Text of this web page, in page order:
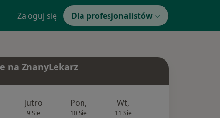
Zaloguj się Dla profesjonalistów
na ZnanyLekarz
Jutro
9 Sie
Pon,
10 Sie
Wt,
11 Sie